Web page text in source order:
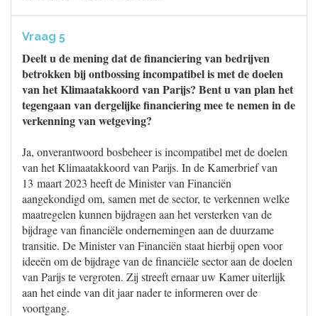
Vraag 5
Deelt u de mening dat de financiering van bedrijven
betrokken bij ontbossing incompatibel is met de doelen
van het Klimaatakkoord van Parijs? Bent u van plan het
tegengaan van dergelijke financiering mee te nemen in de
verkenning van wetgeving?
Ja, onverantwoord bosbeheer is incompatibel met de doelen
van het Klimaatakkoord van Parijs. In de Kamerbrief van
13 maart 2023 heeft de Minister van Financiën
aangekondigd om, samen met de sector, te verkennen welke
maatregelen kunnen bijdragen aan het versterken van de
bijdrage van financiële ondernemingen aan de duurzame
transitie. De Minister van Financiën staat hierbij open voor
ideeën om de bijdrage van de financiële sector aan de doelen
van Parijs te vergroten. Zij streeft ernaar uw Kamer uiterlijk
aan het einde van dit jaar nader te informeren over de
voortgang.